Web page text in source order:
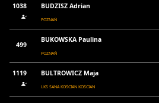
1038 BUDZISZ Adrian
POZNAŃ
499
BUKOWSKA Paulina
POZNAŃ
1119 BULTROWICZ Maja
LKS SANA KOŚCIAN KOŚCIAN